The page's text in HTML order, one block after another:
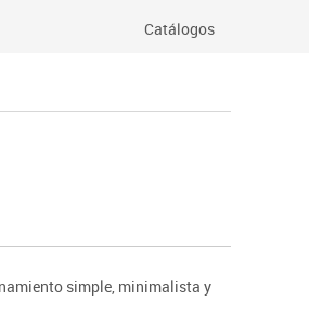
Catálogos
simple, minimalista y